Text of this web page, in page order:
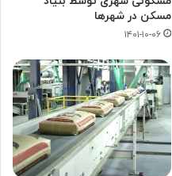
مسکن در شهرها
۱۴۰۱-۱۰-۰۶